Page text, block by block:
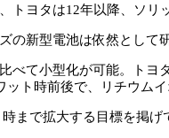
ヨタは12年以降、ソリ
新型電池は依然として
て小型化が可能。トヨ
ト時前後で、リチウム
まで拡大する目標を掲げ